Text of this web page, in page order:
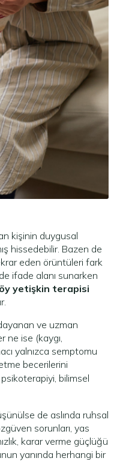
kişinin duygusal
hissedebilir. Bazen de
eden örüntüleri fark
ifade alanı sunarken
yetişkin terapisi
ve uzman
ne ise (kaygı,
yalnızca semptomu
becerilerini
bilimsel
de aslında ruhsal
sorunları, yas
karar verme güçlüğü
yanında herhangi bir